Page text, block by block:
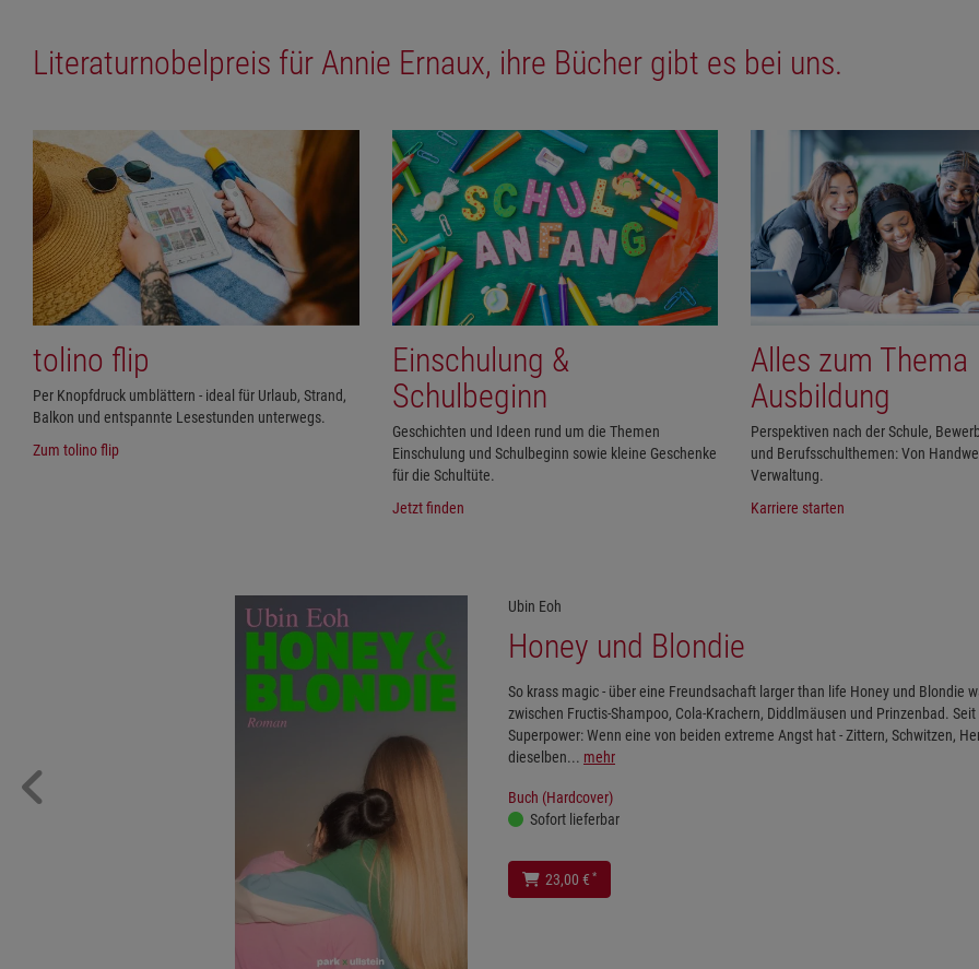
Literaturnobelpreis für Annie Ernaux, ihre Bücher gibt es bei uns.
tolino flip
Per Knopfdruck umblättern - ideal für Urlaub, Strand,
Balkon und entspannte Lesestunden unterwegs.
Zum tolino flip
Einschulung &
Schulbeginn
Geschichten und Ideen rund um die Themen
Einschulung und Schulbeginn sowie kleine Geschenke
für die Schultüte.
Jetzt finden
Alles zum Thema
Ausbildung
Perspektiven nach der Schule,
und Berufsschulthemen: Von
Verwaltung.
Karriere starten
Ubin Eoh
Honey und Blondie
So krass magic - über eine Freundsachaft larger than life Honey und Blondie
zwischen Fructis-Shampoo, Cola-Krachern, Diddlmäusen und Prinzenbad.
Superpower: Wenn eine von beiden extreme Angst hat - Zittern, Schwitzen,
dieselben... mehr
Buch (Hardcover)
Sofort lieferbar
23,00 € *